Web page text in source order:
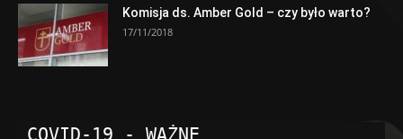
Komisja ds. Amber Gold – czy było warto?
17/11/2018
COVID-19 - WAŻNE